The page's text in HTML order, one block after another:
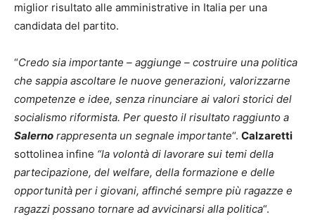
miglior risultato alle amministrative in Italia per una
candidata del partito.
“Credo sia importante – aggiunge – costruire una politica
che sappia ascoltare le nuove generazioni, valorizzarne
competenze e idee, senza rinunciare ai valori storici del
socialismo riformista. Per questo il risultato raggiunto a
Salerno rappresenta un segnale importante“. Calzaretti
sottolinea infine “la volontà di lavorare sui temi della
partecipazione, del welfare, della formazione e delle
opportunità per i giovani, affinché sempre più ragazze e
ragazzi possano tornare ad avvicinarsi alla politica“.